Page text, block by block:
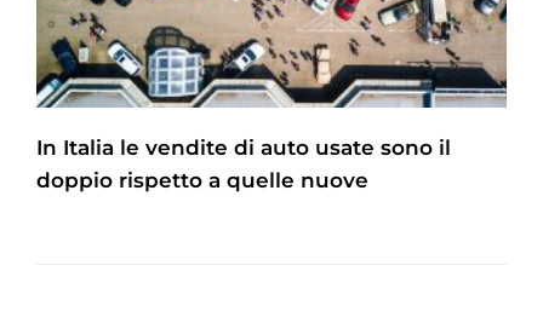
In Italia le vendite di auto usate sono il
doppio rispetto a quelle nuove